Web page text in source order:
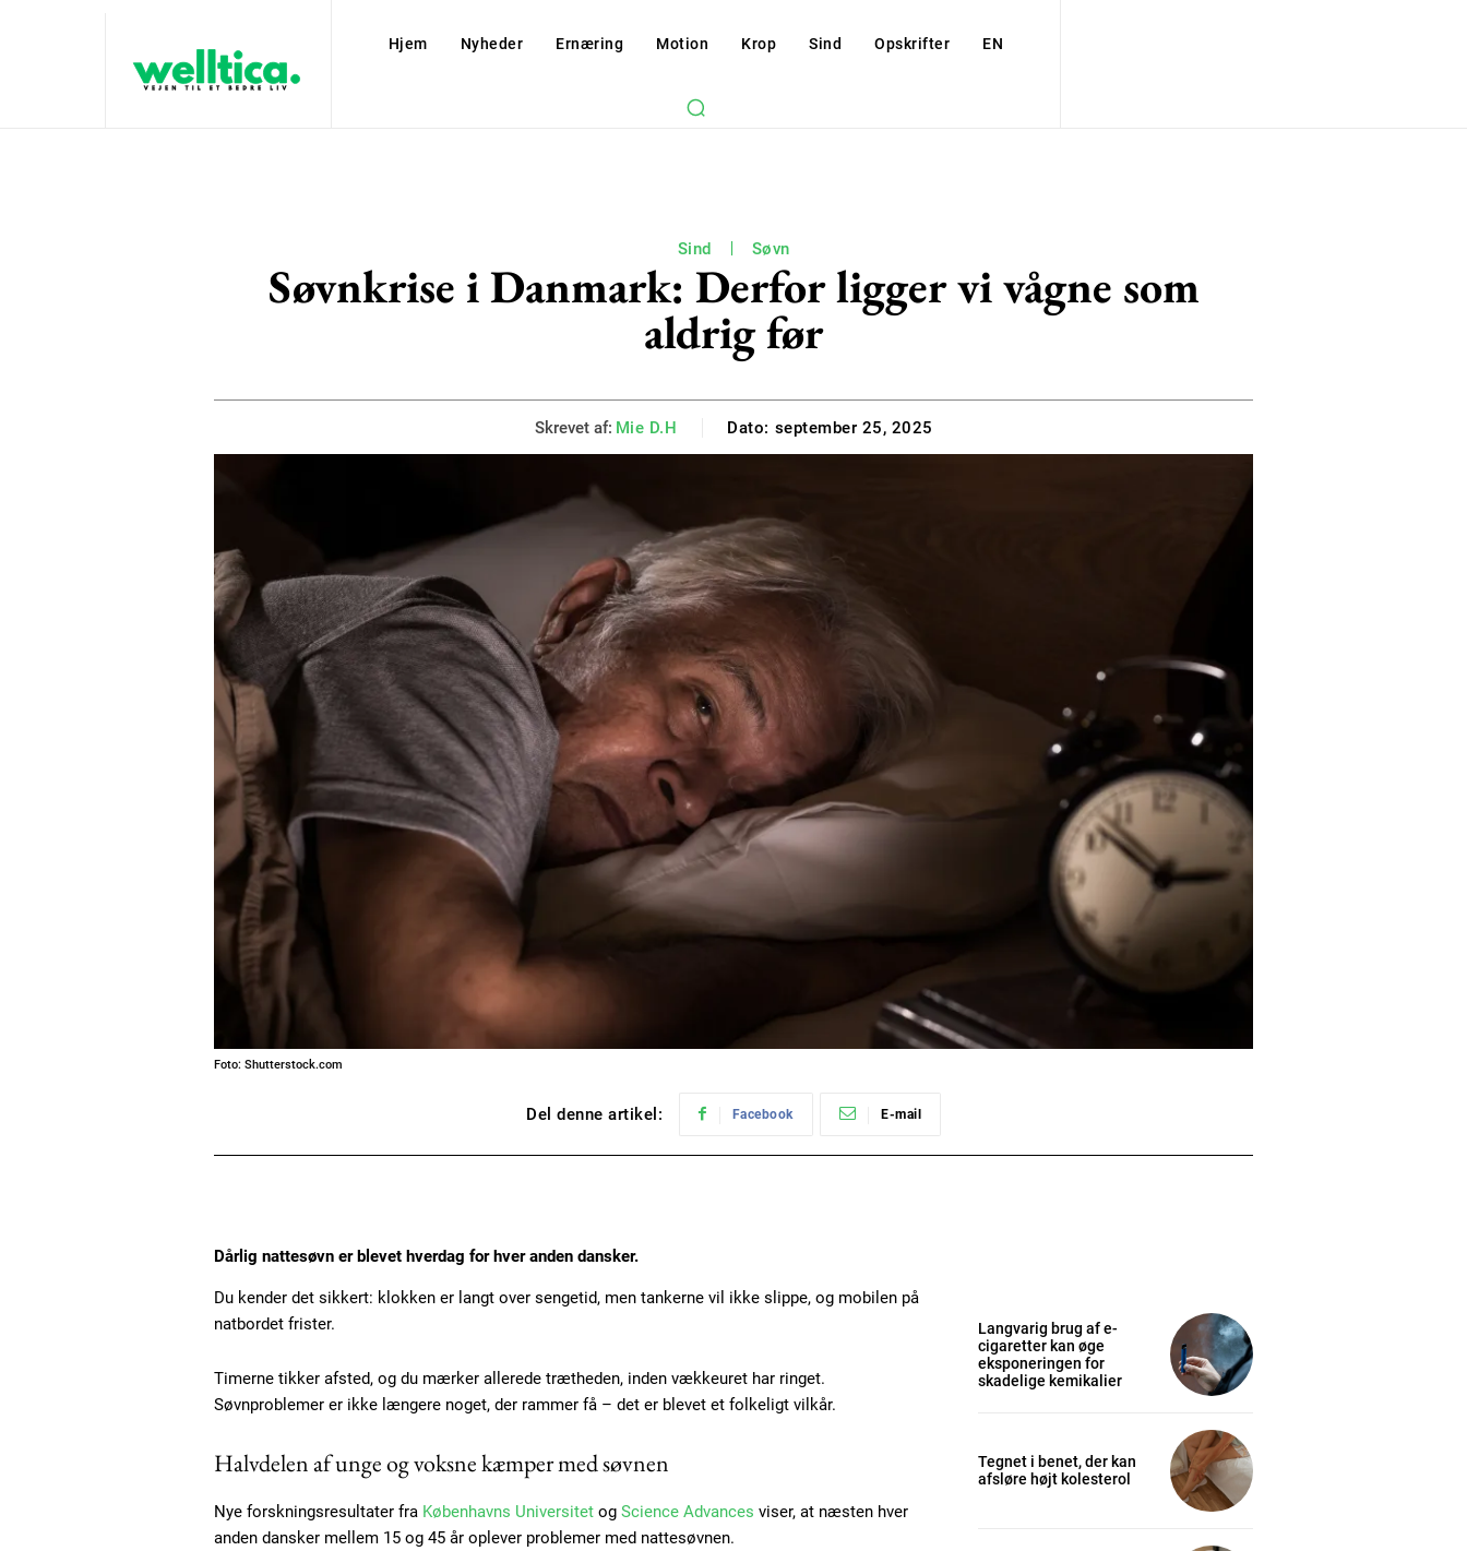
Hjem Nyheder Ernæring Motion Krop Sind Opskrifter EN
Sind Søvn
Søvnkrise i Danmark: Derfor ligger vi vågne som
aldrig før
Skrevet af: Mie D.H Dato: september 25, 2025
Foto: Shutterstock.com
Del denne artikel: Facebook E-mail
Dårlig nattesøvn er blevet hverdag for hver anden dansker.
Du kender det sikkert: klokken er langt over sengetid, men tankerne vil ikke slippe, og mobilen på
natbordet frister.
Timerne tikker afsted, og du mærker allerede trætheden, inden vækkeuret har ringet.
Søvnproblemer er ikke længere noget, der rammer få – det er blevet et folkeligt vilkår.
Halvdelen af unge og voksne kæmper med søvnen
Nye forskningsresultater fra Københavns Universitet og Science Advances viser, at næsten hver
anden dansker mellem 15 og 45 år oplever problemer med nattesøvnen.
Langvarig brug af e-
cigaretter kan øge
eksponeringen for
skadelige kemikalier
Tegnet i benet, der kan
afsløre højt kolesterol